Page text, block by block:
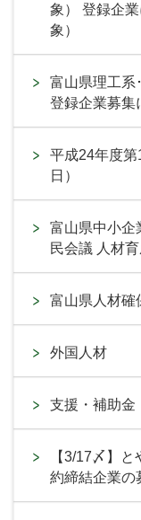
象） 登録企
象）
富山県理工系
登録企業募集
平成24年度
日）
富山県中小企
民会議 人材
富山県人材確
外国人材
支援・補助金
【3/17〆】
約締結企業の